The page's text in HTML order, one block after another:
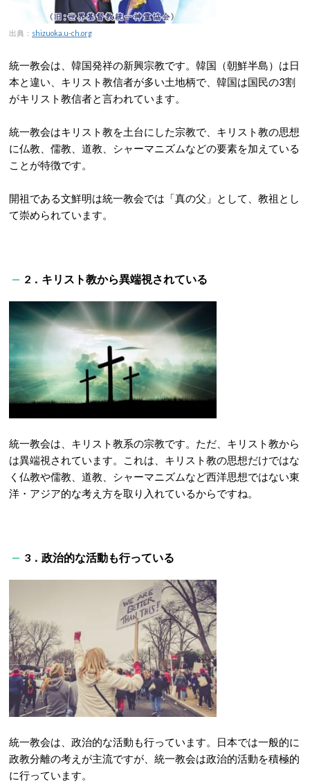
出典： shizuoka.u-ch.org
統一教会は、韓国発祥の新興宗教です。韓国（朝鮮半島）は日
本と違い、キリスト教信者が多い土地柄で、韓国は国民の3割
がキリスト教信者と言われています。
統一教会はキリスト教を土台にした宗教で、キリスト教の思想
に仏教、儒教、道教、シャーマニズムなどの要素を加えている
ことが特徴です。
開祖である文鮮明は統一教会では「真の父」として、教祖とし
て崇められています。
2．キリスト教から異端視されている
統一教会は、キリスト教系の宗教です。ただ、キリスト教から
は異端視されています。これは、キリスト教の思想だけではな
く仏教や儒教、道教、シャーマニズムなど西洋思想ではない東
洋・アジア的な考え方を取り入れているからですね。
3．政治的な活動も行っている
統一教会は、政治的な活動も行っています。日本では一般的に
政教分離の考えが主流ですが、統一教会は政治的活動を積極的
に行っています。